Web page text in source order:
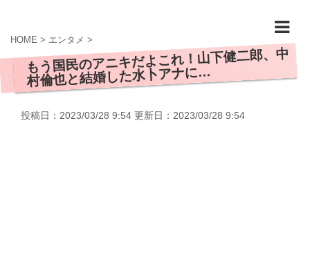
HOME > エンタメ >
もう国民のアニキだよこれ！山下健二郎、中
村倫也と結婚した水卜アナに…
投稿日：2023/03/28 9:54 更新日： 2023/03/28 9:54